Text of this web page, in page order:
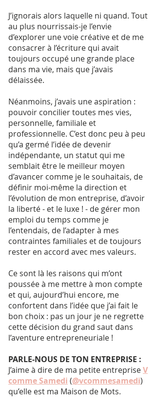
J’ignorais alors laquelle ni quand. Tout
au plus nourrissais-je l’envie
d’explorer une voie créative et de me
consacrer à l’écriture qui avait
toujours occupé une grande place
dans ma vie, mais que j’avais
délaissée.
Néanmoins, j’avais une aspiration :
pouvoir concilier toutes mes vies,
personnelle, familiale et
professionnelle. C’est donc peu à peu
qu’a germé l’idée de devenir
indépendante, un statut qui me
semblait être le meilleur moyen
d’avancer comme je le souhaitais, de
définir moi-même la direction et
l’évolution de mon entreprise, d’avoir
la liberté - et le luxe ! - de gérer mon
emploi du temps comme je
l’entendais, de l’adapter à mes
contraintes familiales et de toujours
rester en accord avec mes valeurs.
Ce sont là les raisons qui m’ont
poussée à me mettre à mon compte
et qui, aujourd’hui encore, me
confortent dans l’idée que j’ai fait le
bon choix : pas un jour je ne regrette
cette décision du grand saut dans
l’aventure entrepreneuriale !
PARLE-NOUS DE TON ENTREPRISE :
J’aime à dire de ma petite entrepriseV
comme Samedi (@vcommesamedi)
qu’elle est ma Maison de Mots.